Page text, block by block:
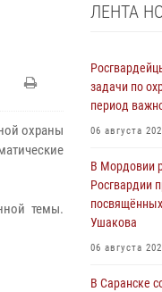
охраны
темы.
ЛЕНТА
задачи по
период
06 августа
В Мордовии
Росгвардии
Ушакова
06 августа
В Саранске